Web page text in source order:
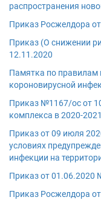
распространения
Приказ Росжелдора
Приказ (О снижении
12.11.2020
Памятка по правилам
короновирусной
Приказ №1167/ос от
комплекса в 2020-
Приказ от 09 июля
условиях
инфекции на
Приказ от 01.06.2020
Приказ Росжелдора